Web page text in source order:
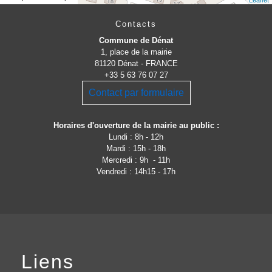
Contacts
Commune de Dénat
1, place de la mairie
81120 Dénat - FRANCE
+33 5 63 76 07 27
Contact par formulaire
Horaires d'ouverture de la mairie au public :
Lundi : 8h - 12h
Mardi : 15h - 18h
Mercredi : 9h - 11h
Vendredi : 14h15 - 17h
Liens